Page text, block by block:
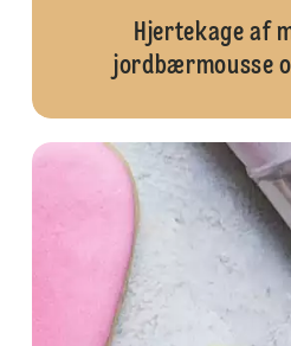
Hjertekage af
jordbærmousse